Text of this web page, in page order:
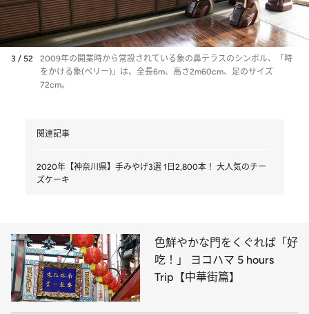
3 / 52
2009年の開業時から常設されている象の鼻テラスのシンボル、「時
をかける象(ペリー)」は、全長6m、高さ2m60cm、足のサイズ
72cm。
関連記事
2020年【神奈川県】手みやげ3選 1日2,800本！ 大人気のチー
ズケーキ
色鮮やかな門をくぐれば「好
吃！」 ヨコハマ 5 hours
Trip【中華街篇】